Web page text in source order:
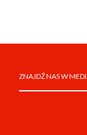
ZNAJDŹ NAS W